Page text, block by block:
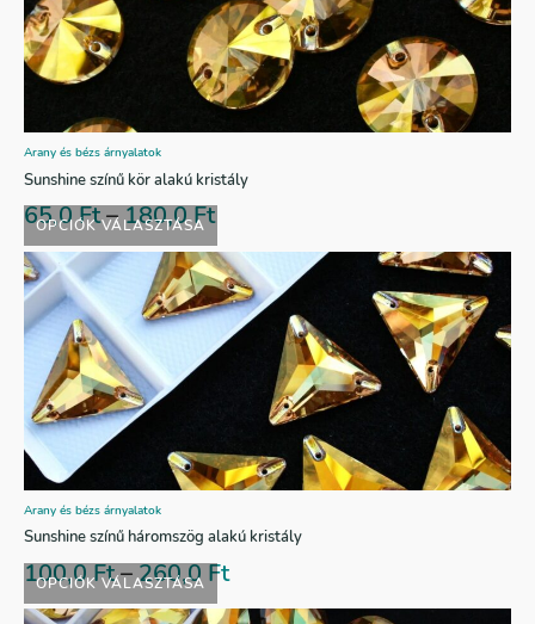
OPCIÓK VÁLASZTÁSA
Arany és bézs árnyalatok
Sunshine színű kör alakú kristály
65,0Ft–180,0Ft
OPCIÓK VÁLASZTÁSA
Arany és bézs árnyalatok
Sunshine színű háromszög alakú kristály
100,0Ft–260,0Ft